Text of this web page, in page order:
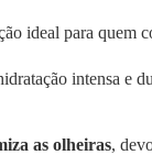
ideal para quem
intensa e
as olheiras,